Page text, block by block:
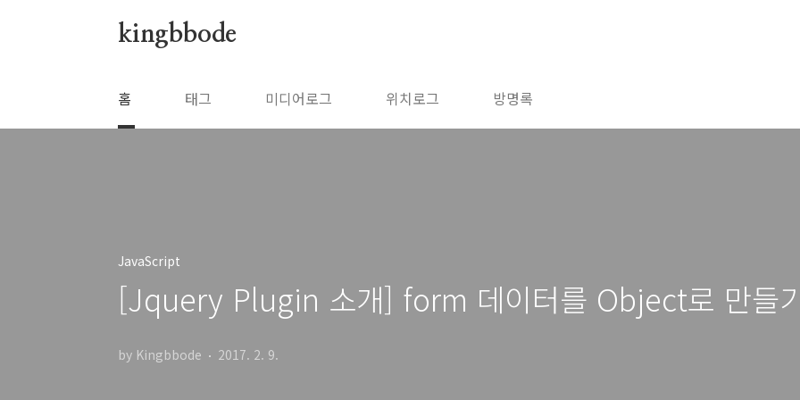
kingbbode
홈 태그 미디어로그 위치로그 방명록
JavaScript
[Jquery Plugin 소개] form 데이터를 Object로 만들
by Kingbbode 2017. 2. 9.